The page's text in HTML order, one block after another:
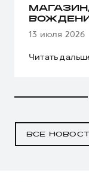
13 июля 2026
Читать
ВСЕ